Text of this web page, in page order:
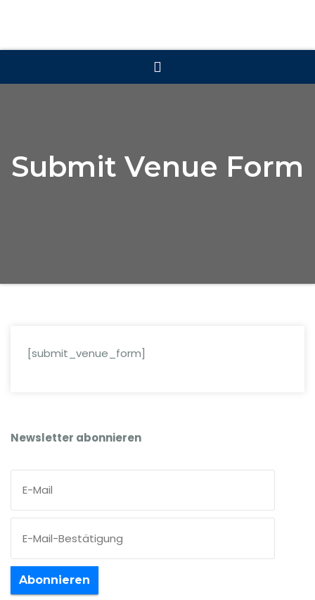
Submit Venue Form
[submit_venue_form]
Newsletter abonnieren
Abonnieren